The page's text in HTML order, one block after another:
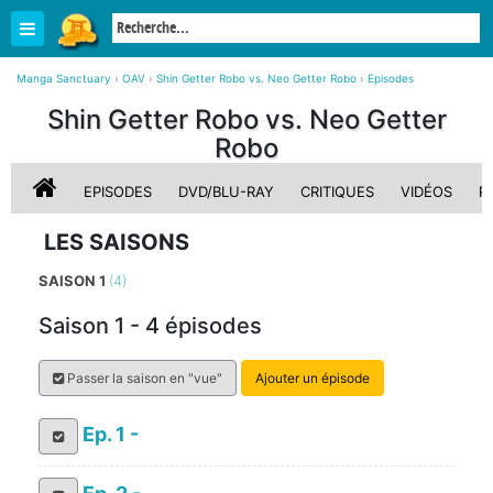
Manga Sanctuary › OAV › Shin Getter Robo vs. Neo Getter Robo › Episodes
Shin Getter Robo vs. Neo Getter
Robo
EPISODES DVD/BLU-RAY CRITIQUES VIDÉOS
LES SAISONS
SAISON 1 (4)
Saison 1 - 4 épisodes
Passer la saison en "vue" Ajouter un épisode
Ep. 1 -